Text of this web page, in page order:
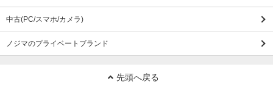
中古(PC/スマホ/カメラ)
ノジマのプライベートブランド
先頭へ戻る